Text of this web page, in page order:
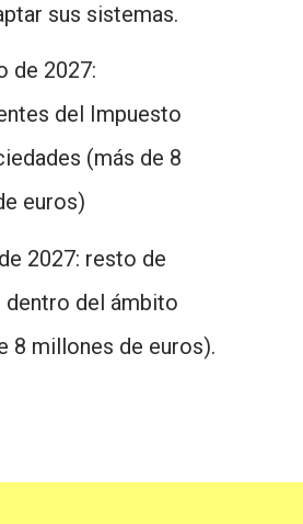
sus sistemas.
de 2027:
del Impuesto
(más de 8
euros)
2027: resto de
dentro del ámbito
8 millones de euros).